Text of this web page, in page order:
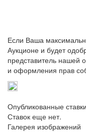
Если Ваша
Аукционе и будет
представитель нашей
и оформления прав
Опубликованные ставки
Ставок еще нет.
Галерея изображений